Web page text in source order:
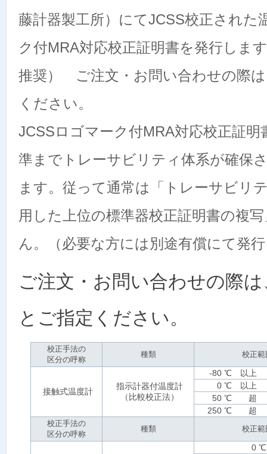
藤計器製工所）にてJCSS校正された
ク付MRA対応校正証明書を発行しま
推奨） ご注文・お問い合わせの際
ください。
JCSSロゴマーク付MRA対応校正証
準までトレーサビリティ体系が確保
ます。従って通常は「トレーサビリ
用した上位の標準器校正証明書の複
ん。（必要な方には別途有償にて発
ご注文・お問い合わせの際
とご指定ください。
校正手法の
区分の呼称
種類 校正範
接触式温度計
指示計器付温度計
（比較校正法）
-80 ℃ 以上
0 ℃ 以上
50 ℃ 超
250 ℃ 超
校正手法の
区分の呼称
種類 校正範
0 ℃